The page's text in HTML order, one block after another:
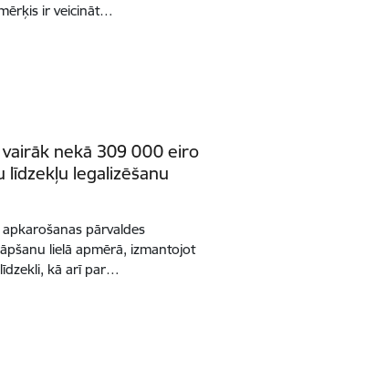
ir veicināt…
nekā 309 000 eiro
līdzekļu legalizēšanu
pārvaldes
lielā apmērā, izmantojot
kā arī par…